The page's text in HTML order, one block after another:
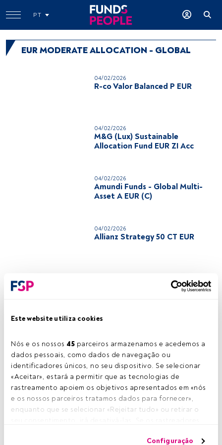
Este website utiliza cookies
Nós e os nossos 45 parceiros armazenamos e acedemos a
dados pessoais, como dados de navegação ou
identificadores únicos, no seu dispositivo. Se selecionar
«Aceitar», estará a permitir que as tecnologias de
rastreamento apoiem os objetivos apresentados em «nós
e os nossos parceiros tratamos dados para fornecer»,
enquanto que se selecionar «Rejeitar tudo» ou retirar o
que vê poderá deixar de ser relevante para si. Pode voltar
Configuração
PT
EUR MODERATE ALLOCATION - GLOBAL
04/02/2026
R-co Valor Balanced P EUR
04/02/2026
M&G (Lux) Sustainable
Allocation Fund EUR ZI Acc
04/02/2026
Amundi Funds - Global Multi-
Asset A EUR (C)
04/02/2026
Allianz Strategy 50 CT EUR
BPI Impacto Clima - Dinâmico,
Private Bank Funds I - Access
Balanced Fund (EUR) A (acc)
07/02/2025
DJE - Zins & Dividende PA (EUR)
Invesco Funds - Invesco